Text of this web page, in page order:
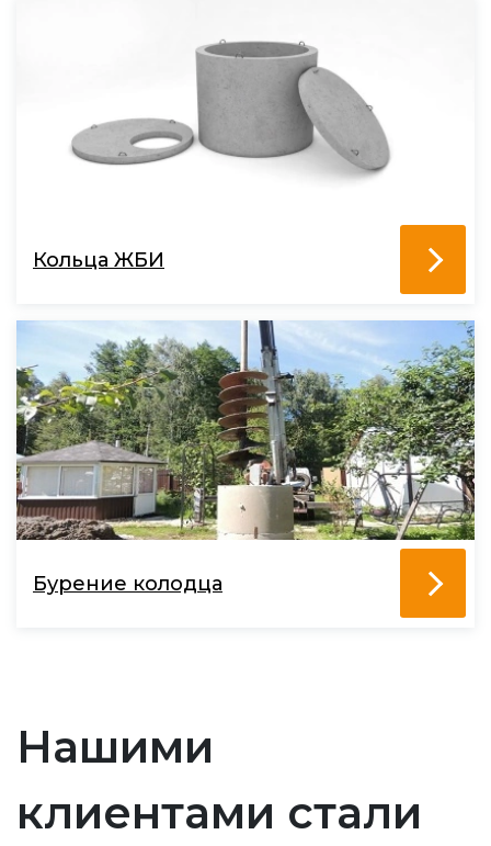
Кольца ЖБИ
Бурение колодца
Нашими
клиентами стали